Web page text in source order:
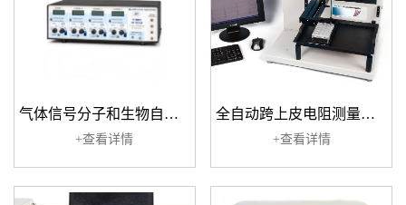
气体信号分子和生物自由基检测仪TBR4100
+查看详情
全自动跨上皮电阻测量仪SYS-REMS
+查看详情